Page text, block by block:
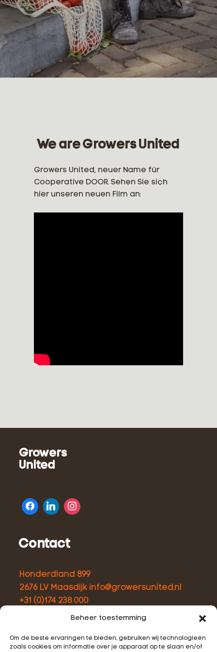
Beheer toestemming
Om de beste ervaringen te bieden, gebruiken wij technologieën
zoals cookies om informatie over je apparaat op te slaan en/of
We are Growers United
Growers United, neuer Name für
Cooperative DOOR. Sehen Sie sich
hier unseren neuen Film an:
Growers
United
Contact
Honderdland 899
2676 LV Maasdijk info@growersunited.nl
+31 (0)174 238 000
Menu